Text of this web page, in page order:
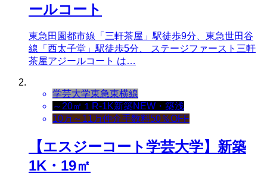
ールコート
東急田園都市線「三軒茶屋」駅徒歩9分、東急世田谷
線「西太子堂」駅徒歩5分、 ステージファースト三軒
茶屋アジールコート は…
学芸大学東急東横線
～20㎡ １R-1K新築NEW・築浅
10万～11万仲介手数料50％OFF
【エスジーコート学芸大学】新築
1K・19㎡